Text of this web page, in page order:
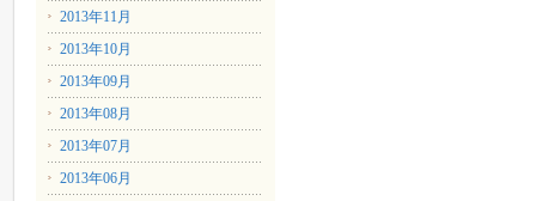
2013年11月
2013年10月
2013年09月
2013年08月
2013年07月
2013年06月